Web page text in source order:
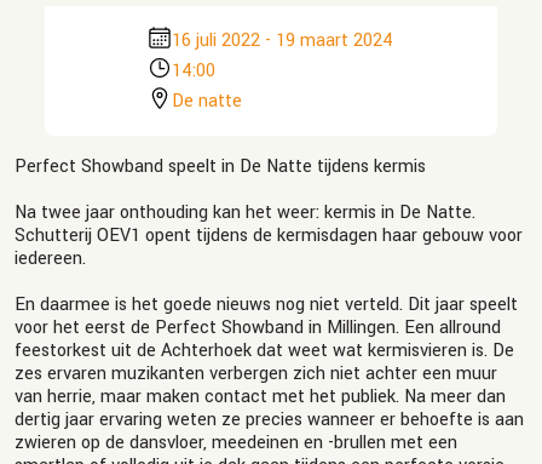
16 juli 2022 - 19 maart 2024
14:00
De natte
Perfect Showband speelt in De Natte tijdens kermis
Na twee jaar onthouding kan het weer: kermis in De Natte.
Schutterij OEV1 opent tijdens de kermisdagen haar gebouw voor
iedereen.
En daarmee is het goede nieuws nog niet verteld. Dit jaar speelt
voor het eerst de Perfect Showband in Millingen. Een allround
feestorkest uit de Achterhoek dat weet wat kermisvieren is. De
zes ervaren muzikanten verbergen zich niet achter een muur
van herrie, maar maken contact met het publiek. Na meer dan
dertig jaar ervaring weten ze precies wanneer er behoefte is aan
zwieren op de dansvloer, meedeinen en -brullen met een